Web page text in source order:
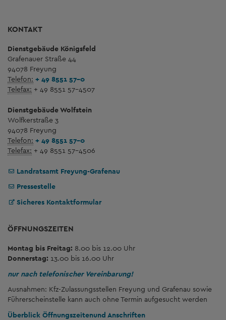
KONTAKT
Dienstgebäude Königsfeld
Grafenauer Straße 44
94078 Freyung
Telefon: + 49 8551 57-0
Telefax: + 49 8551 57-4507
Dienstgebäude Wolfstein
Wolfkerstraße 3
94078 Freyung
Telefon: + 49 8551 57-0
Telefax: + 49 8551 57-4506
Landratsamt Freyung-Grafenau
Pressestelle
Sicheres Kontaktformular
ÖFFNUNGSZEITEN
Montag bis Freitag: 8.00 bis 12.00 Uhr
Donnerstag: 13.00 bis 16.00 Uhr
nur nach telefonischer Vereinbarung!
Ausnahmen: Kfz-Zulassungsstellen Freyung und Grafenau sowie
Führerscheinstelle kann auch ohne Termin aufgesucht werden
Überblick Öffnungszeitenund Anschriften